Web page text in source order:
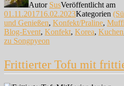
Autor SusVeröffentlicht am
01.11.201716.02.2023Kategorien
und Genießen, Konfekt/Praline,
Blog-Event, Konfekt, Korea, Kuchen
zu Songpyeon
Frittierter Tofu mit